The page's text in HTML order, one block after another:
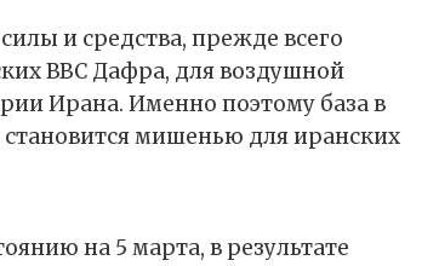
и средства, прежде всего
ВВС Дафра, для воздушной
Ирана. Именно поэтому база в
мишенью для иранских
на 5 марта, в результате